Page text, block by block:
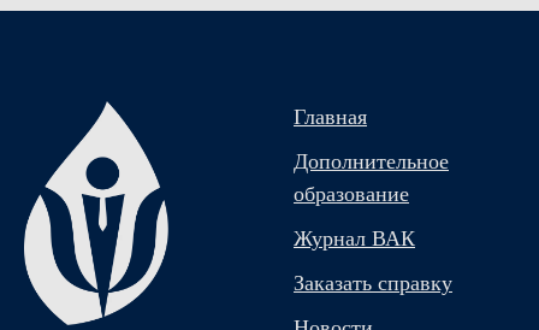
Главная
Дополнительное
образование
Журнал ВАК
Заказать справку